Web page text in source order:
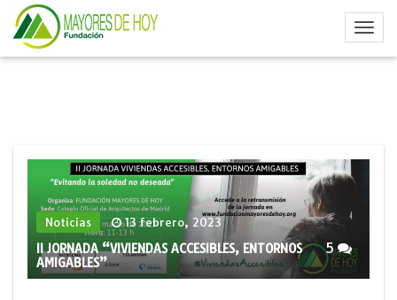
Noticias 13 febrero, 2023
5
II JORNADA “VIVIENDAS ACCESIBLES, ENTORNOS
AMIGABLES”